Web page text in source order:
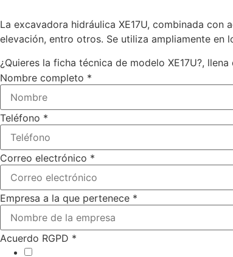
La excavadora hidráulica XE17U, combinada
elevación, entro otros. Se utiliza ampliamente
¿Quieres la ficha técnica de modelo XE17U?,
Nombre completo *
a Teléfono
electrónico
Teléfono *
Correo electrónico *
Empresa a la que pertenece *
Acuerdo RGPD *